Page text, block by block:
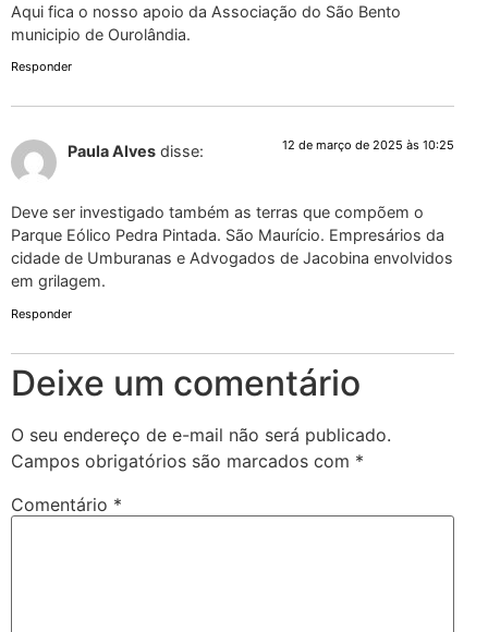
Aqui fica o nosso apoio da Associação do São Bento
municipio de Ourolândia.
Responder
Paula Alves disse: 12 de março de 2025 às 10:25
Deve ser investigado também as terras que compõem o
Parque Eólico Pedra Pintada. São Maurício. Empresários da
cidade de Umburanas e Advogados de Jacobina envolvidos
em grilagem.
Responder
Deixe um comentário
O seu endereço de e-mail não será publicado.
Campos obrigatórios são marcados com *
Comentário *